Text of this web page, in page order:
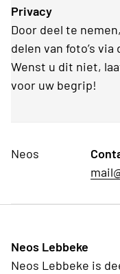
Privacy
Door deel te
delen van foto’s
Wenst u dit niet,
voor uw begrip!
Neos
Neos Lebbeke
Neos Lebbeke is